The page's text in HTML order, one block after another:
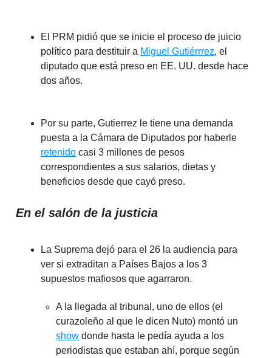
El PRM pidió que se inicie el proceso de juicio
político para destituir a Miguel Gutiérrrez, el
diputado que está preso en EE. UU. desde hace
dos años.
Por su parte, Gutierrez le tiene una demanda
puesta a la Cámara de Diputados por haberle
retenido casi 3 millones de pesos
correspondientes a sus salarios, dietas y
beneficios desde que cayó preso.
En el salón de la justicia
La Suprema dejó para el 26 la audiencia para
ver si extraditan a Países Bajos a los 3
supuestos mafiosos que agarraron.
A la llegada al tribunal, uno de ellos (el
curazoleño al que le dicen Nuto) montó un
show donde hasta le pedía ayuda a los
periodistas que estaban ahí, porque según